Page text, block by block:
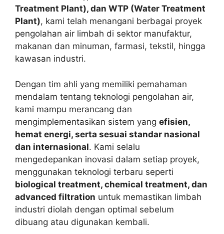
Treatment Plant), dan WTP (Water Treatment
Plant), kami telah menangani berbagai proyek
pengolahan air limbah di sektor manufaktur,
makanan dan minuman, farmasi, tekstil, hingga
kawasan industri.
Dengan tim ahli yang memiliki pemahaman
mendalam tentang teknologi pengolahan air,
kami mampu merancang dan
mengimplementasikan sistem yang efisien,
hemat energi, serta sesuai standar nasional
dan internasional. Kami selalu
mengedepankan inovasi dalam setiap proyek,
menggunakan teknologi terbaru seperti
biological treatment, chemical treatment, dan
advanced filtration untuk memastikan limbah
industri diolah dengan optimal sebelum
dibuang atau digunakan kembali.